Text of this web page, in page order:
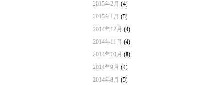
2015年2月 (4)
2015年1月 (5)
2014年12月 (4)
2014年11月 (4)
2014年10月 (8)
2014年9月 (4)
2014年8月 (5)